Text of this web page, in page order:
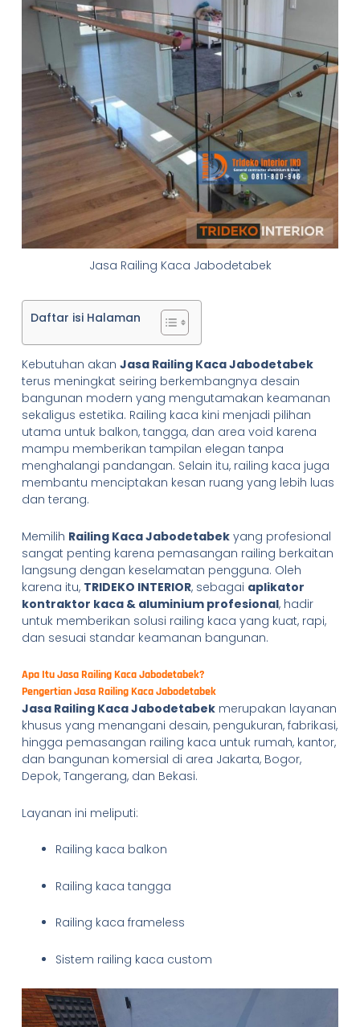
Jasa Railing Kaca Jabodetabek
Daftar isi Halaman
Kebutuhan akan Jasa Railing Kaca Jabodetabek
terus meningkat seiring berkembangnya desain
bangunan modern yang mengutamakan keamanan
sekaligus estetika. Railing kaca kini menjadi pilihan
utama untuk balkon, tangga, dan area void karena
mampu memberikan tampilan elegan tanpa
menghalangi pandangan. Selain itu, railing kaca juga
membantu menciptakan kesan ruang yang lebih luas
dan terang.
Memilih Railing Kaca Jabodetabekyang profesional
sangat penting karena pemasangan railing berkaitan
langsung dengan keselamatan pengguna. Oleh
karena itu, TRIDEKO INTERIOR, sebagai aplikator
kontraktor kaca & aluminium profesional, hadir
untuk memberikan solusi railing kaca yang kuat, rapi,
dan sesuai standar keamanan bangunan.
Apa Itu Jasa Railing Kaca Jabodetabek?
Pengertian Jasa Railing Kaca Jabodetabek
Jasa Railing Kaca Jabodetabekmerupakan layanan
khusus yang menangani desain, pengukuran, fabrikasi,
hingga pemasangan railing kaca untuk rumah, kantor,
dan bangunan komersial di area Jakarta, Bogor,
Depok, Tangerang, dan Bekasi.
Layanan ini meliputi:
Railing kaca balkon
Railing kaca tangga
Railing kaca frameless
Sistem railing kaca custom